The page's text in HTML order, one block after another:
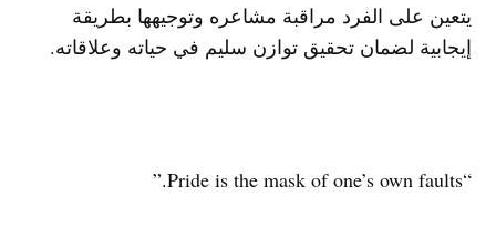
يتعين على الفرد مراقبة مشاعره وتوجيهها بطريقة
إيجابية لضمان تحقيق توازن سليم في حياته وعلاقاته.
“Pride is the mask of one’s own faults.”